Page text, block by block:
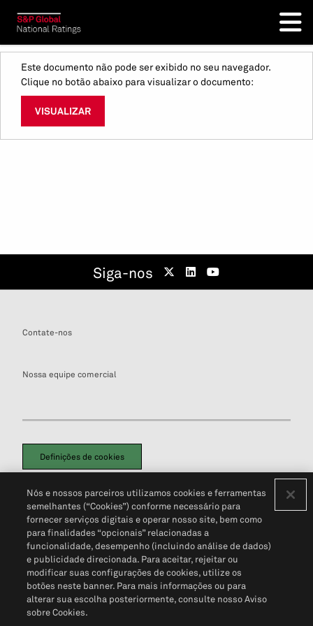
Este documento não pode ser exibido no seu navegador.
Clique no botão abaixo para visualizar o documento:
VISUALIZAR
Siga-nos
Contate-nos
Nossa equipe comercial
Definições de cookies
Política de PrivacidadePortal de privacidade do cliente (em inglês)
Não Venda Minhas Informações Pessoais© 2026 S&P Global
Nós e nossos parceiros utilizamos cookies e ferramentas
semelhantes (“Cookies”) conforme necessário para
fornecer serviços digitais e operar nosso site, bem como
para finalidades “opcionais” relacionadas a
funcionalidade, desempenho (incluindo análise de dados)
e publicidade direcionada. Para aceitar, rejeitar ou
modificar suas configurações de cookies, utilize os
botões neste banner. Para mais informações ou para
alterar sua escolha posteriormente, consulte nosso Aviso
sobre Cookies.